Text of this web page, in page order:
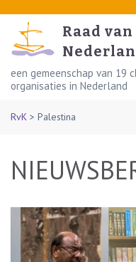
content
(Press
Enter)
Raad
een gemeenschap van 19
organisaties in Nederland
RvK > Palestina